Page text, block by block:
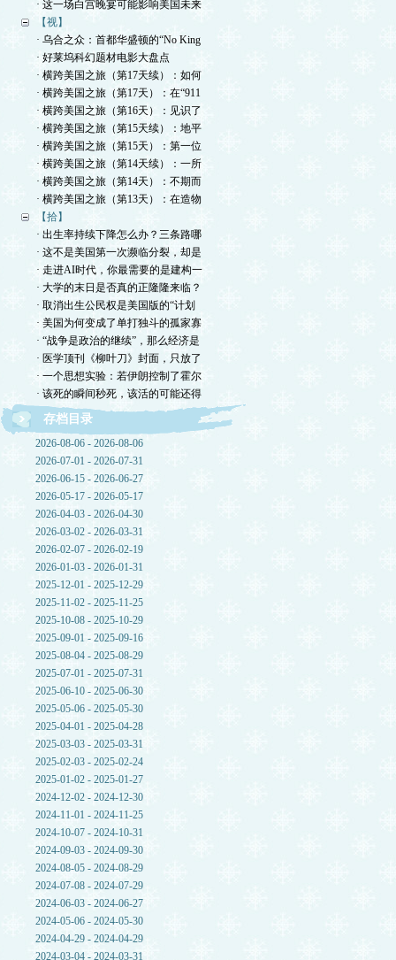
· 这一场白宫晚宴可能影响美国未来
【视】
· 乌合之众：首都华盛顿的“No King
· 好莱坞科幻题材电影大盘点
· 横跨美国之旅（第17天续）：如何
· 横跨美国之旅（第17天）：在“911
· 横跨美国之旅（第16天）：见识了
· 横跨美国之旅（第15天续）：地平
· 横跨美国之旅（第15天）：第一位
· 横跨美国之旅（第14天续）：一所
· 横跨美国之旅（第14天）：不期而
· 横跨美国之旅（第13天）：在造物
【拾】
· 出生率持续下降怎么办？三条路哪
· 这不是美国第一次濒临分裂，却是
· 走进AI时代，你最需要的是建构一
· 大学的末日是否真的正隆隆来临？
· 取消出生公民权是美国版的“计划
· 美国为何变成了单打独斗的孤家寡
· “战争是政治的继续”，那么经济是
· 医学顶刊《柳叶刀》封面，只放了
· 一个思想实验：若伊朗控制了霍尔
· 该死的瞬间秒死，该活的可能还得
存档目录
2026-08-06 - 2026-08-06
2026-07-01 - 2026-07-31
2026-06-15 - 2026-06-27
2026-05-17 - 2026-05-17
2026-04-03 - 2026-04-30
2026-03-02 - 2026-03-31
2026-02-07 - 2026-02-19
2026-01-03 - 2026-01-31
2025-12-01 - 2025-12-29
2025-11-02 - 2025-11-25
2025-10-08 - 2025-10-29
2025-09-01 - 2025-09-16
2025-08-04 - 2025-08-29
2025-07-01 - 2025-07-31
2025-06-10 - 2025-06-30
2025-05-06 - 2025-05-30
2025-04-01 - 2025-04-28
2025-03-03 - 2025-03-31
2025-02-03 - 2025-02-24
2025-01-02 - 2025-01-27
2024-12-02 - 2024-12-30
2024-11-01 - 2024-11-25
2024-10-07 - 2024-10-31
2024-09-03 - 2024-09-30
2024-08-05 - 2024-08-29
2024-07-08 - 2024-07-29
2024-06-03 - 2024-06-27
2024-05-06 - 2024-05-30
2024-04-29 - 2024-04-29
2024-03-04 - 2024-03-31